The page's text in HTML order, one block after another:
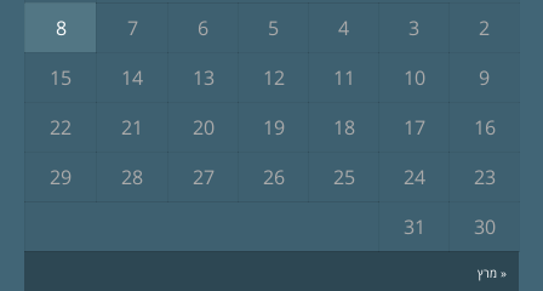
« מרץ
2
3
4
5
6
7
8
9
10
11
12
13
14
15
16
17
18
19
20
21
22
23
24
25
26
27
28
29
30
31